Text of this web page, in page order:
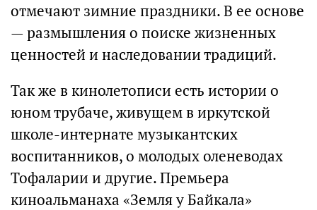
отмечают зимние праздники. В ее основе
— размышления о поиске жизненных
ценностей и наследовании традиций.
Так же в кинолетописи есть истории о
юном трубаче, живущем в иркутской
школе-интернате музыкантских
воспитанников, о молодых оленеводах
Тофаларии и другие. Премьера
киноальманаха «Земля у Байкала»